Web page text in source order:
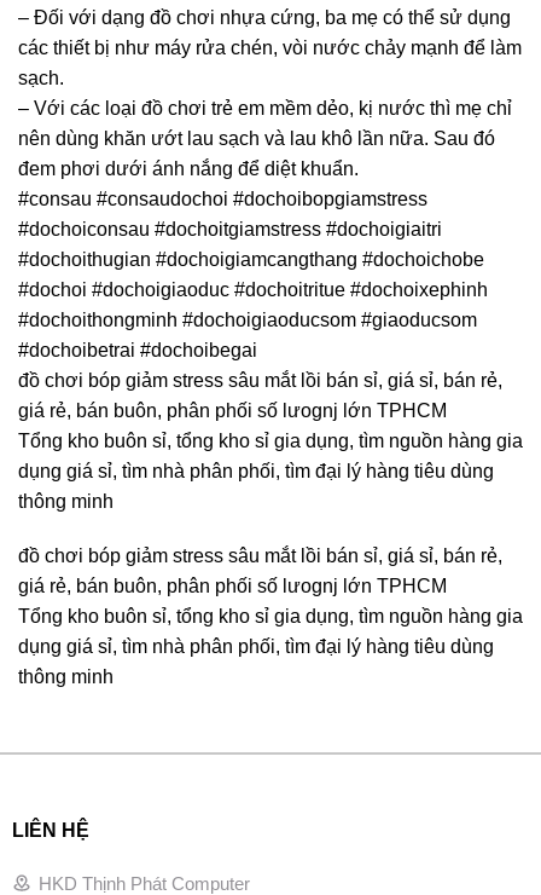
– Đối với dạng đồ chơi nhựa cứng, ba mẹ có thể sử dụng
các thiết bị như máy rửa chén, vòi nước chảy mạnh để làm
sạch.
– Với các loại đồ chơi trẻ em mềm dẻo, kị nước thì mẹ chỉ
nên dùng khăn ướt lau sạch và lau khô lần nữa. Sau đó
đem phơi dưới ánh nắng để diệt khuẩn.
#consau #consaudochoi #dochoibopgiamstress
#dochoiconsau #dochoitgiamstress #dochoigiaitri
#dochoithugian #dochoigiamcangthang #dochoichobe
#dochoi #dochoigiaoduc #dochoitritue #dochoixephinh
#dochoithongminh #dochoigiaoducsom #giaoducsom
#dochoibetrai #dochoibegai
đồ chơi bóp giảm stress sâu mắt lồi bán sỉ, giá sỉ, bán rẻ,
giá rẻ, bán buôn, phân phối số lưognj lớn TPHCM
Tổng kho buôn sỉ, tổng kho sỉ gia dụng, tìm nguồn hàng gia
dụng giá sỉ, tìm nhà phân phối, tìm đại lý hàng tiêu dùng
thông minh
đồ chơi bóp giảm stress sâu mắt lồi bán sỉ, giá sỉ, bán rẻ,
giá rẻ, bán buôn, phân phối số lưognj lớn TPHCM
Tổng kho buôn sỉ, tổng kho sỉ gia dụng, tìm nguồn hàng gia
dụng giá sỉ, tìm nhà phân phối, tìm đại lý hàng tiêu dùng
thông minh
LIÊN HỆ
HKD Thịnh Phát Computer